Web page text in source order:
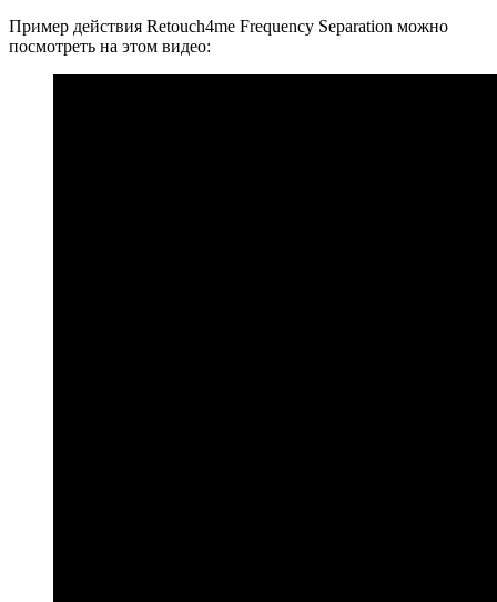
Пример действия Retouch4me Frequency Separation можно
посмотреть на этом видео: